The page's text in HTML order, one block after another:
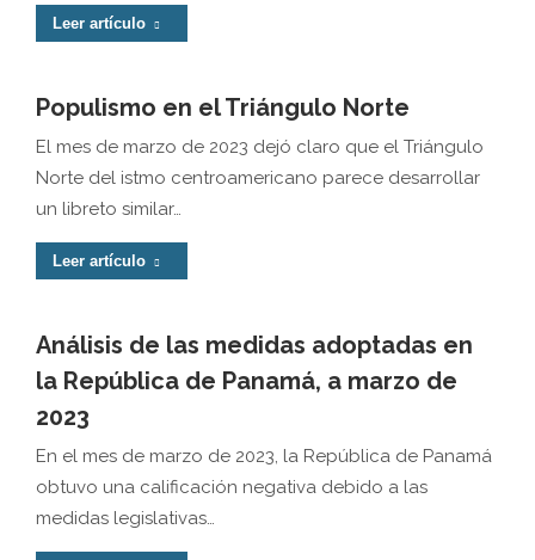
Leer artículo
Populismo en el Triángulo Norte
El mes de marzo de 2023 dejó claro que el Triángulo
Norte del istmo centroamericano parece desarrollar
un libreto similar…
Leer artículo
Análisis de las medidas adoptadas en
la República de Panamá, a marzo de
2023
En el mes de marzo de 2023, la República de Panamá
obtuvo una calificación negativa debido a las
medidas legislativas…